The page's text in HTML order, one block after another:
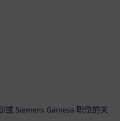
或 Siemens Gamesa 职位的关